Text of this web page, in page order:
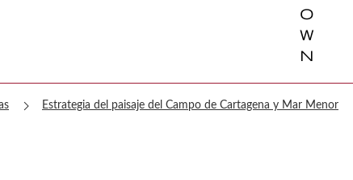
o
w
n
chevron_right Estrategia del paisaje del Campo de Cartagena y Mar Menor